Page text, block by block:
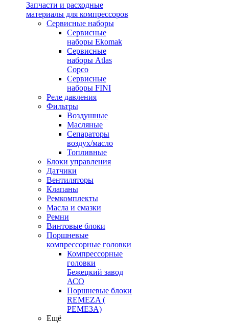
Запчасти и расходные
материалы для компрессоров
Cервисные наборы
Сервисные
наборы Ekomak
Cервисные
наборы Atlas
Copco
Сервисные
наборы FINI
Реле давления
Фильтры
Воздушные
Масляные
Сепараторы
воздух/масло
Топливные
Блоки управления
Датчики
Вентиляторы
Клапаны
Ремкомплекты
Масла и смазки
Ремни
Винтовые блоки
Поршневые
компрессорные головки
Компрессорные
головки
Бежецкий завод
АСО
Поршневые блоки
REMEZA (
РЕМЕЗА)
Ещё